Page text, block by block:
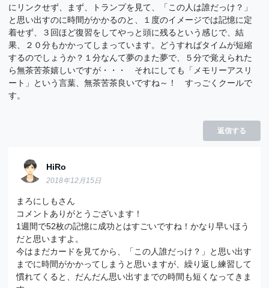
にリンクせず、まず、トランプを見て、「この人は誰だっけ？」
と思い出すのに時間がかかるのと、１度のイメージでは記憶に定
着せず、３回ほど復習をしてやっと頭に残るという感じで、結
果、２０分もかかってしまっています。どうすればタイムが短縮
するのでしょうか？１分なんて夢のまた夢で、５分で覚えられた
ら無茶苦茶嬉しいですが・・・ それにしても「メモリーアスリ
ート」という言葉、無茶苦茶良いですね～！ すっごくクールで
す。
返信する
HiRo
2018年12月15日
まろにしもさん
コメントありがとうございます！
1週間で52枚の記憶に成功とはすごいですね！かなり早いほう
だと思いますよ。
今はまだカードを見てから、「この人誰だっけ？」と思い出す
までに時間がかかってしまうと思いますが、繰り返し練習して
慣れてくると、だんだん思い出すまでの時間も短くなってきま